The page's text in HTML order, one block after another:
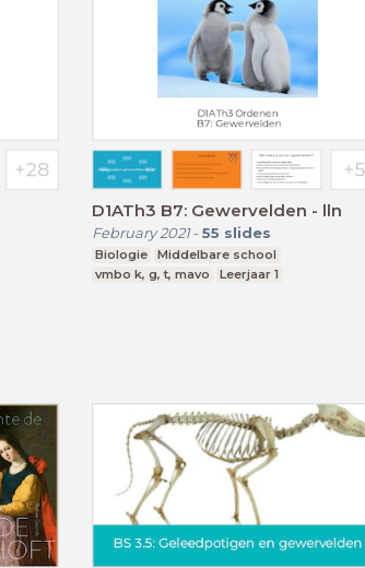
D1ATh3 B7: Gewervelden - lln
February 2021- 55 slides
Biologie
Middelbare school
vmbo k, g, t, mavo
Leerjaar 1